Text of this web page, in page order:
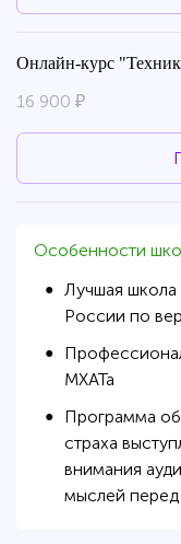
Онлайн-курс
16 900 ₽
Особенности
● Лучшая школа
России по
●
МХАТа
●
Программа
страха
внимания
мыслей